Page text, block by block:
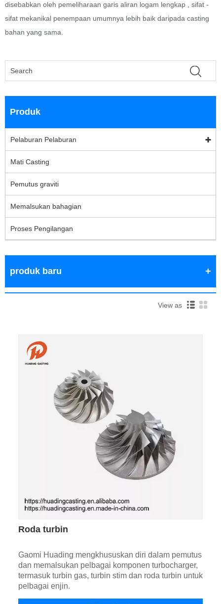
disebabkan oleh pemeliharaan garis aliran logam lengkap , sifat -
sifat mekanikal penempaan umumnya lebih baik daripada casting
bahan yang sama.
Produk
Pelaburan Pelaburan
Mati Casting
Pemutus graviti
Memalsukan bahagian
Proses Pengilangan
produk baru
View as
Roda turbin
Gaomi Huading mengkhususkan diri dalam pemutus
dan memalsukan pelbagai komponen turbocharger,
termasuk turbin gas, turbin stim dan roda turbin untuk
pelbagai enjin.